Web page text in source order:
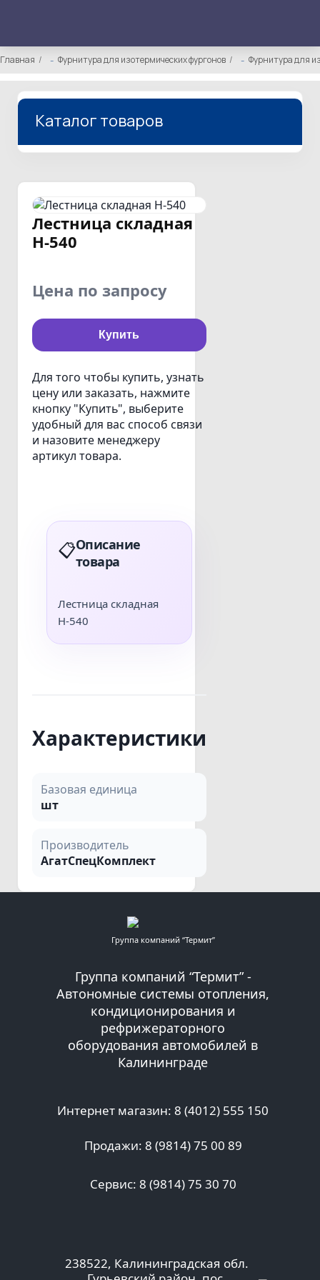
Главная Фурнитура для изотермических фургонов Фурнитура для
Каталог товаров
Лестница складная
Н-540
Цена по запросу
Купить
Для того чтобы купить, узнать
цену или заказать, нажмите
кнопку "Купить", выберите
удобный для вас способ связи
и назовите менеджеру
артикул товара.
📋Описание
товара
Лестница складная
Н-540
Характеристики
Базовая единица
шт
Производитель
АгатСпецКомплект
Группа компаний “Термит”
Группа компаний “Термит” -
Автономные системы отопления,
кондиционирования и
рефрижераторного
оборудования автомобилей в
Калининграде
238522, Калининградская обл.
Интернет магазин: 8 (4012) 555 150
Продажи: 8 (9814) 75 00 89
Сервис: 8 (9814) 75 30 70